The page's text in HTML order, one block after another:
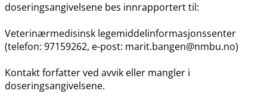
doseringsangivelsene bes innrapportert til:
Veterinærmedisinsk legemiddelinformasjonssenter
(telefon: 97159262, e-post: marit.bangen@nmbu.no)
Kontakt forfatter ved avvik eller mangler i
doseringsangivelsene.